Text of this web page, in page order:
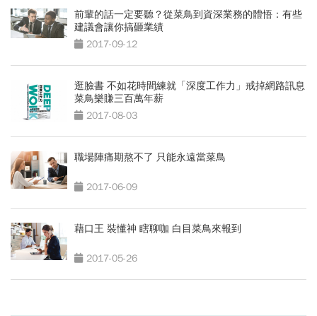
前輩的話一定要聽？從菜鳥到資深業務的體悟：有些
建議會讓你搞砸業績
2017-09-12
逛臉書 不如花時間練就「深度工作力」戒掉網路訊息
菜鳥樂賺三百萬年薪
2017-08-03
職場陣痛期熬不了 只能永遠當菜鳥
2017-06-09
藉口王 裝懂神 瞎聊咖 白目菜鳥來報到
2017-05-26